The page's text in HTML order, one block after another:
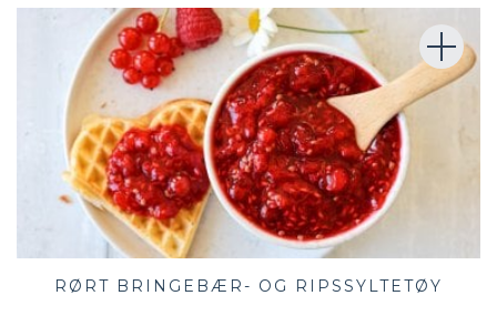
RØRT BRINGEBÆR- OG RIPSSYLTETØY